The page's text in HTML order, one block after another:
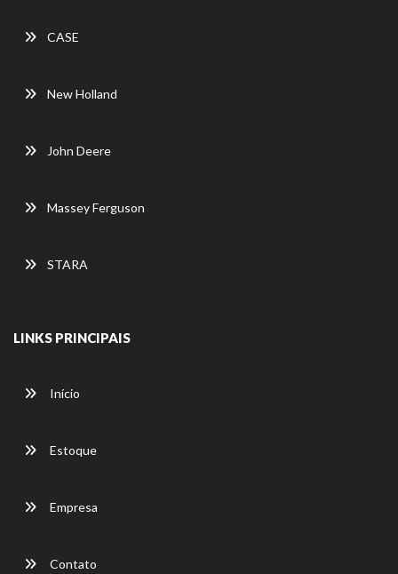
CASE
New Holland
John Deere
Massey Ferguson
STARA
LINKS PRINCIPAIS
Início
Estoque
Empresa
Contato